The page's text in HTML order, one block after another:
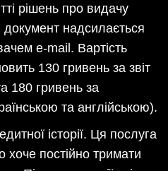
рішень про видачу
надсилається
e-mail. Вартість
130 гривень за звіт
180 гривень за
та англійською).
історії. Ця послуга
хоче постійно тримати